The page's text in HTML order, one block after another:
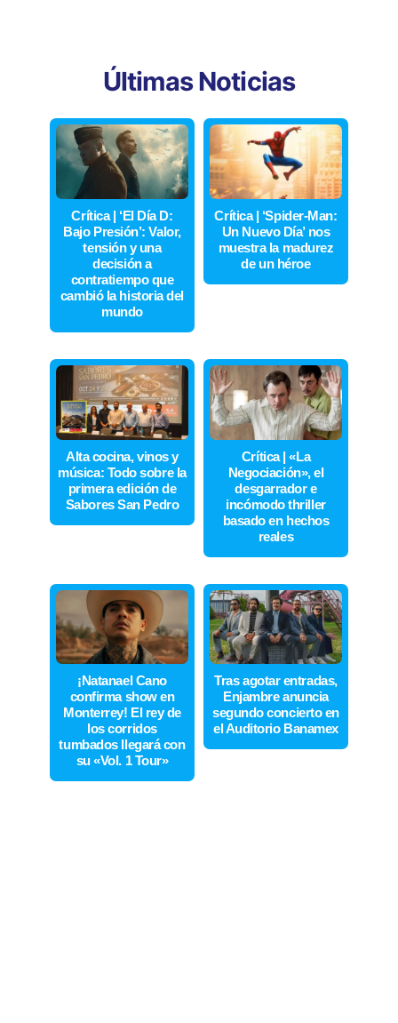
Últimas Noticias
Crítica | ‘El Día D:
Bajo Presión’: Valor,
tensión y una
decisión a
contratiempo que
cambió la historia del
mundo
Crítica | ‘Spider-Man:
Un Nuevo Día’ nos
muestra la madurez
de un héroe
Alta cocina, vinos y
música: Todo sobre la
primera edición de
Sabores San Pedro
Crítica | «La
Negociación», el
desgarrador e
incómodo thriller
basado en hechos
reales
¡Natanael Cano
confirma show en
Monterrey! El rey de
los corridos
tumbados llegará con
su «Vol. 1 Tour»
Tras agotar entradas,
Enjambre anuncia
segundo concierto en
el Auditorio Banamex